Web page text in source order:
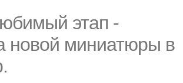
этап -
новой миниатюры в